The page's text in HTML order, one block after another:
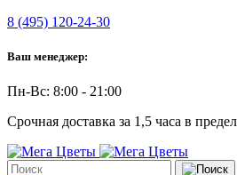
8 (495) 120-24-30
Ваш менеджер:
Пн-Вс: 8:00 - 21:00
Срочная доставка за 1,5 часа в